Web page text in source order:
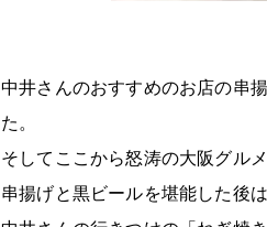
中井さんのおすすめのお店の串
た。
そしてここから怒涛の大阪グル
串揚げと黒ビールを堪能した後